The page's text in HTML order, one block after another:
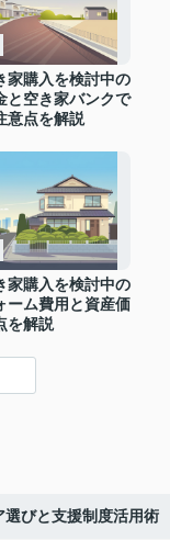
家購入を検討中の
と空き家バンクで
意点を解説
家購入を検討中の
ーム費用と資産価
を解説
びと支援制度活用術